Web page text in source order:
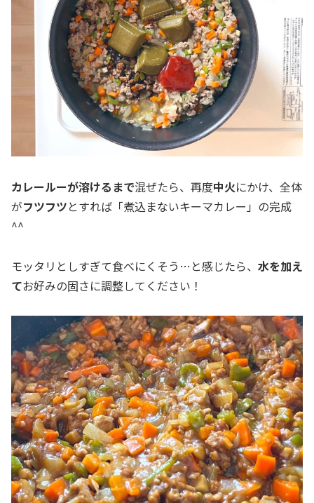
カレールーが溶けるまで混ぜたら、再度中火にかけ、全体
がフツフツとすれば「煮込まないキーマカレー」の完成
^^
モッタリとしすぎて食べにくそう…と感じたら、 水を加え
てお好みの固さに調整してください！